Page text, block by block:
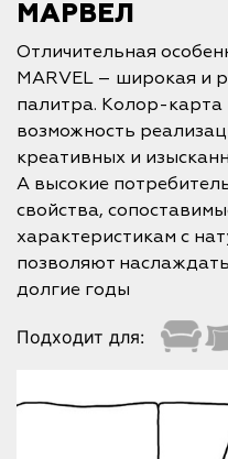
МАРВЕЛ
Отличительная
MARVEL – широкая и
палитра. Колор-карта
возможность
креативных и
А высокие
свойства,
характеристикам с
позволяют
долгие годы
Подходит для: